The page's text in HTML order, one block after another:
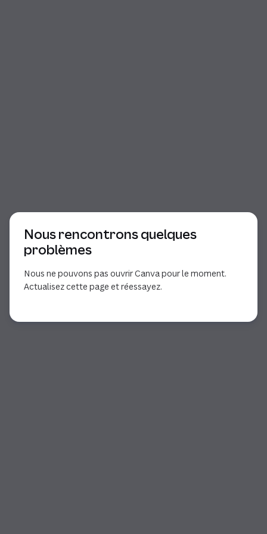
Nous rencontrons quelques
problèmes
Nous ne pouvons pas ouvrir Canva pour le moment.
Actualisez cette page et réessayez.